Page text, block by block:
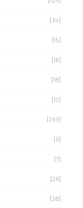
[34]
[15]
[16]
[18]
[12]
[293]
[3]
[7]
[29]
[28]